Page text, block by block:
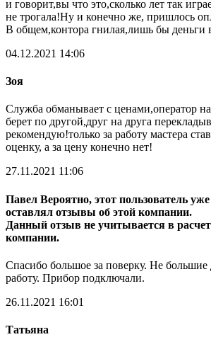
и говорит,вы что это,сколько лет так
не трогала!Ну и конечно же, пришлось
В общем,контора гнилая,лишь бы деньги
04.12.2021 14:06
Зоя
Служба обманывает с ценами,оператор
берет по другой,друг на друга
рекомендую!только за работу мастера
оценку, а за цену конечно нет!
27.11.2021 11:06
Павел Вероятно, этот пользователь уже
оставлял отзывы об этой компании.
Данный отзыв не учитывается в
компании.
Спасибо большое за поверку. Не большие
работу. Прибор подключали.
26.11.2021 16:01
Татьяна